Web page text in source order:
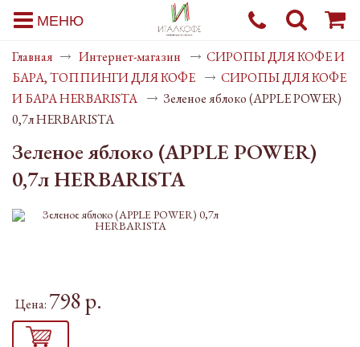
МЕНЮ
Главная Интернет-магазин
СИРОПЫ ДЛЯ КОФЕ И
БАРА, ТОППИНГИ ДЛЯ КОФЕ
СИРОПЫ ДЛЯ КОФЕ
И БАРА HERBARISTA
Зеленое яблоко (APPLE POWER)
0,7л HERBARISTA
Зеленое яблоко (APPLE POWER)
0,7л HERBARISTA
Цена: 798 р.